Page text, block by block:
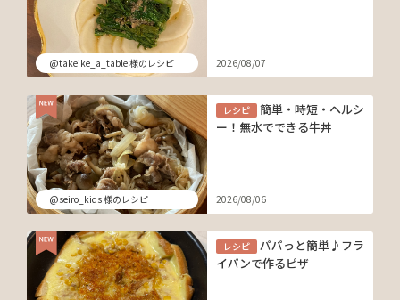
@takeike_a_table 様のレシピ 2026/08/07
@seiro_kids 様のレシピ
レシピ
簡単・時短・ヘルシ
ー！無水でできる牛丼
2026/08/06
レシピ
パパっと簡単♪フラ
イパンで作るピザ